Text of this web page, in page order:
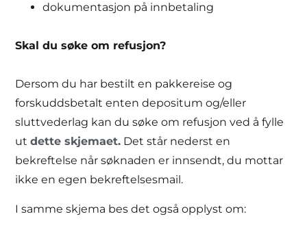
dokumentasjon på innbetaling
Skal du søke om refusjon?
Dersom du har bestilt en pakkereise og
forskuddsbetalt enten depositum og/eller
sluttvederlag kan du søke om refusjon ved å fylle
utdette skjemaet. Det står nederst en
bekreftelse når søknaden er innsendt, du mottar
ikke en egen bekreftelsesmail.
I samme skjema bes det også opplyst om: